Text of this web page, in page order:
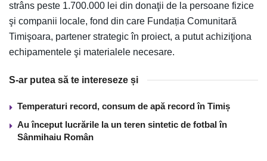
strâns peste 1.700.000 lei din donaţii de la persoane fizice
şi companii locale, fond din care Fundația Comunitară
Timişoara, partener strategic în proiect, a putut achiziţiona
echipamentele şi materialele necesare.
S-ar putea să te intereseze și
Temperaturi record, consum de apă record în Timiș
Au început lucrările la un teren sintetic de fotbal în
Sânmihaiu Român